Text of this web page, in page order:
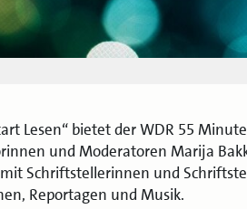
Lesen“ bietet der WDR 55
und Moderatoren Marija
Schriftstellerinnen und
Reportagen und Musik.